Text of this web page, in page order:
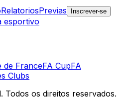
RelatoriosPrevias Inscrever-se
esportivo
de FranceFA CupFA
Clubs
Todos os direitos reservados.